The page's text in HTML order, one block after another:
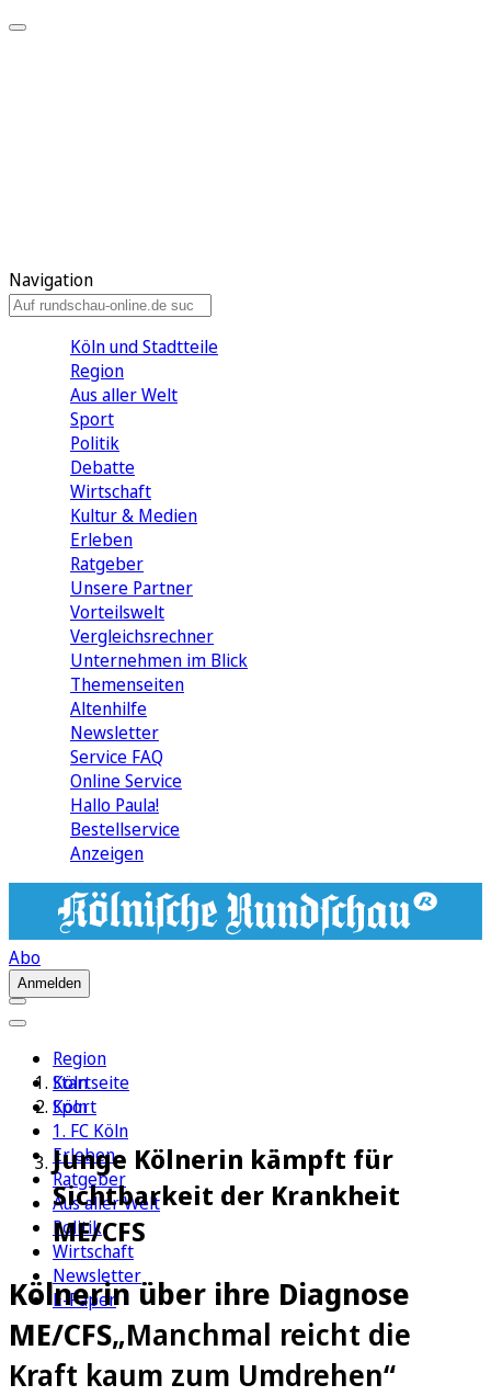
Navigation
Köln und Stadtteile
Region
Aus aller Welt
Sport
Politik
Debatte
Wirtschaft
Kultur & Medien
Erleben
Ratgeber
Unsere Partner
Vorteilswelt
Vergleichsrechner
Unternehmen im Blick
Themenseiten
Altenhilfe
Newsletter
Service FAQ
Online Service
Hallo Paula!
Bestellservice
Anzeigen
Abo
Anmelden
Region
Köln
Sport
1. FC Köln
Erleben
Ratgeber
Aus aller Welt
Politik
Wirtschaft
Newsletter
E-Paper
Startseite
Köln
Junge Kölnerin kämpft für
Sichtbarkeit der Krankheit
ME/CFS
Kölnerin über ihre Diagnose
ME/CFS„Manchmal reicht die
Kraft kaum zum Umdrehen“